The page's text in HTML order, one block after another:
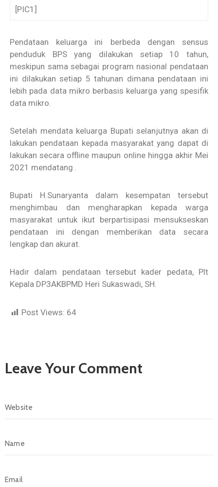
[PIC1]
Pendataan keluarga ini berbeda dengan sensus
penduduk BPS yang dilakukan setiap 10 tahun,
meskipun sama sebagai program nasional pendataan
ini dilakukan setiap 5 tahunan dimana pendataan ini
lebih pada data mikro berbasis keluarga yang spesifik
data mikro.
Setelah mendata keluarga Bupati selanjutnya akan di
lakukan pendataan kepada masyarakat yang dapat di
lakukan secara offline maupun online hingga akhir Mei
2021 mendatang .
Bupati H.Sunaryanta dalam kesempatan tersebut
menghimbau dan mengharapkan kepada warga
masyarakat untuk ikut berpartisipasi mensukseskan
pendataan ini dengan memberikan data secara
lengkap dan akurat.
Hadir dalam pendataan tersebut kader pedata, Plt
Kepala DP3AKBPMD Heri Sukaswadi, SH.
Post Views: 64
Leave Your Comment